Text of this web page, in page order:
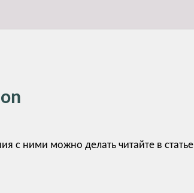
с ними можно делать читайте в статье